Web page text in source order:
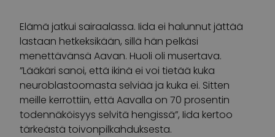
Elämä jatkui sairaalassa. Iida ei halunnut jättää
lastaan hetkeksikään, sillä hän pelkäsi
menettävänsä Aavan. Huoli oli musertava.
”Lääkäri sanoi, että ikinä ei voi tietää kuka
neuroblastoomasta selviää ja kuka ei. Sitten
meille kerrottiin, että Aavalla on 70 prosentin
todennäköisyys selvitä hengissä”, Iida kertoo
tärkeästä toivonpilkahduksesta.